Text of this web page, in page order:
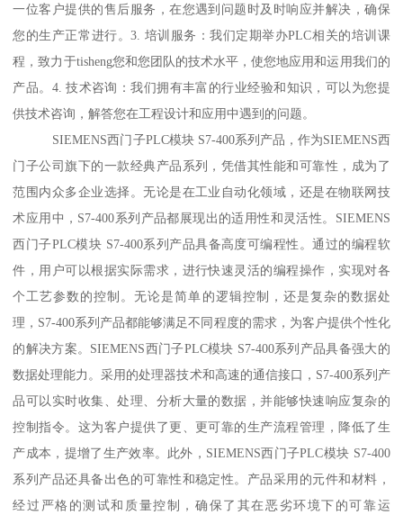
一位客户提供的售后服务，在您遇到问题时及时响应并解决，确保
您的生产正常进行。3. 培训服务：我们定期举办PLC相关的培训课
程，致力于tisheng您和您团队的技术水平，使您地应用和运用我们的
产品。4. 技术咨询：我们拥有丰富的行业经验和知识，可以为您提
供技术咨询，解答您在工程设计和应用中遇到的问题。
SIEMENS西门子PLC模块 S7-400系列产品，作为SIEMENS西
门子公司旗下的一款经典产品系列，凭借其性能和可靠性，成为了
范围内众多企业选择。无论是在工业自动化领域，还是在物联网技
术应用中，S7-400系列产品都展现出的适用性和灵活性。SIEMENS
西门子PLC模块 S7-400系列产品具备高度可编程性。通过的编程软
件，用户可以根据实际需求，进行快速灵活的编程操作，实现对各
个工艺参数的控制。无论是简单的逻辑控制，还是复杂的数据处
理，S7-400系列产品都能够满足不同程度的需求，为客户提供个性化
的解决方案。SIEMENS西门子PLC模块 S7-400系列产品具备强大的
数据处理能力。采用的处理器技术和高速的通信接口，S7-400系列产
品可以实时收集、处理、分析大量的数据，并能够快速响应复杂的
控制指令。这为客户提供了更、更可靠的生产流程管理，降低了生
产成本，提增了生产效率。此外，SIEMENS西门子PLC模块 S7-400
系列产品还具备出色的可靠性和稳定性。产品采用的元件和材料，
经过严格的测试和质量控制，确保了其在恶劣环境下的可靠运